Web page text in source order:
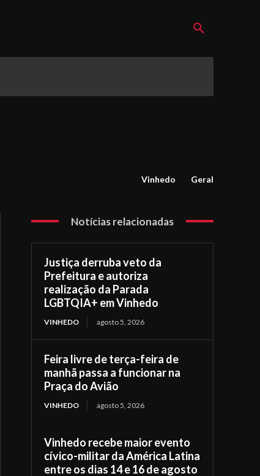
Vinhedo Geral
Notícias relacionadas
Justiça derruba veto da
Prefeitura e autoriza
realização da Parada
LGBTQIA+ em Vinhedo
VINHEDO agosto 5, 2026
Feira livre de terça-feira de
manhã passa a funcionar na
Praça do Avião
VINHEDO agosto 5, 2026
Vinhedo recebe maior evento
cívico-militar da América Latina
entre os dias 14 e 16 de agosto